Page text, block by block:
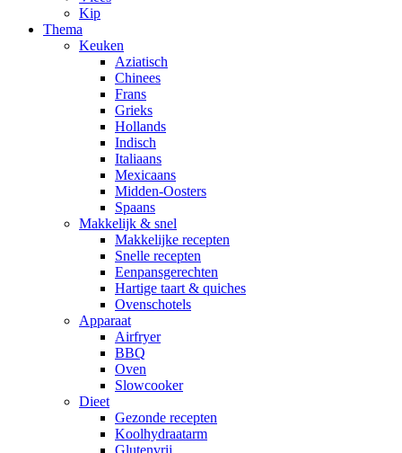
Kip
Thema
Keuken
Aziatisch
Chinees
Frans
Grieks
Hollands
Indisch
Italiaans
Mexicaans
Midden-Oosters
Spaans
Makkelijk & snel
Makkelijke recepten
Snelle recepten
Eenpansgerechten
Hartige taart & quiches
Ovenschotels
Apparaat
Airfryer
BBQ
Oven
Slowcooker
Dieet
Gezonde recepten
Koolhydraatarm
Glutenvrij